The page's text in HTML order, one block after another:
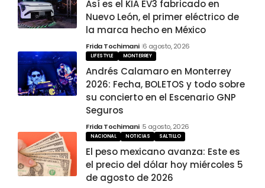
Así es el KIA EV3 fabricado en
Nuevo León, el primer eléctrico de
la marca hecho en México
Frida Tochimani 6 agosto, 2026
LIFESTYLE MONTERREY
Andrés Calamaro en Monterrey
2026: Fecha, BOLETOS y todo sobre
su concierto en el Escenario GNP
Seguros
Frida Tochimani 5 agosto, 2026
NACIONAL NOTICIAS SALTILLO
El peso mexicano avanza: Este es
el precio del dólar hoy miércoles 5
de agosto de 2026